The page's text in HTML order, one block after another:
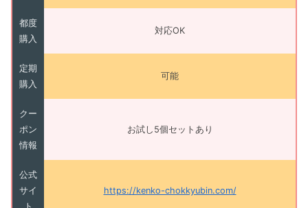
都度
購入
対応OK
定期
購入
可能
クー
ポン
情報
お試し5個セットあり
公式
サイ
https://kenko-chokkyubin.com/